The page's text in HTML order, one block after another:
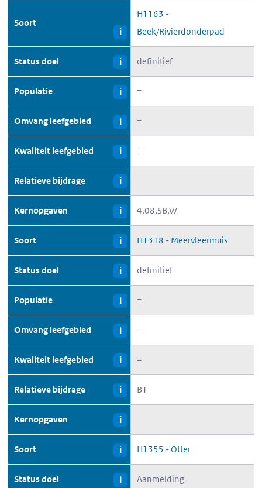
Soort
i
H1163 -
Beek/Rivierdonderpad
Status doel i definitief
Populatie i =
Omvang leefgebied i =
Kwaliteit leefgebied i =
Relatieve bijdrage i
Kernopgaven i 4.08,SB,W
Soort i H1318 - Meervleermuis
Status doel i definitief
Populatie i =
Omvang leefgebied i =
Kwaliteit leefgebied i =
Relatieve bijdrage i B1
Kernopgaven i
Soort i H1355 - Otter
Status doel i Aanmelding